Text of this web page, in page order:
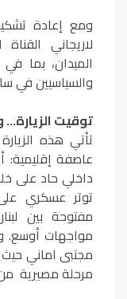
ومع إعادة
لاريجاني
الميدان، بما
والسياسيين في
توقيت الزيارة…
تأتي هذه
عاصفة إقليمية:
داخلي حاد على
توتر عسكري
مفتوحة بين
مواجهات أوسع.
مجتبى اماني حيث
مرحلة مصيرية من